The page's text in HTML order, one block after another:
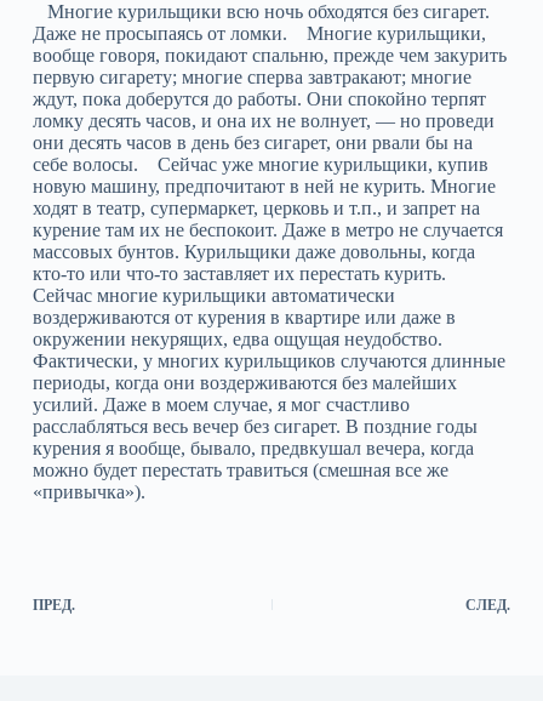
Многие курильщики всю ночь обходятся без сигарет.
Даже не просыпаясь от ломки. Многие курильщики,
вообще говоря, покидают спальню, прежде чем закурить
первую сигарету; многие сперва завтракают; многие
ждут, пока доберутся до работы. Они спокойно терпят
ломку десять часов, и она их не волнует, — но проведи
они десять часов в день без сигарет, они рвали бы на
себе волосы. Сейчас уже многие курильщики, купив
новую машину, предпочитают в ней не курить. Многие
ходят в театр, супермаркет, церковь и т.п., и запрет на
курение там их не беспокоит. Даже в метро не случается
массовых бунтов. Курильщики даже довольны, когда
кто-то или что-то заставляет их перестать курить.
Сейчас многие курильщики автоматически
воздерживаются от курения в квартире или даже в
окружении некурящих, едва ощущая неудобство.
Фактически, у многих курильщиков случаются длинные
периоды, когда они воздерживаются без малейших
усилий. Даже в моем случае, я мог счастливо
расслабляться весь вечер без сигарет. В поздние годы
курения я вообще, бывало, предвкушал вечера, когда
можно будет перестать травиться (смешная все же
«привычка»).
ПРЕД. СЛЕД.